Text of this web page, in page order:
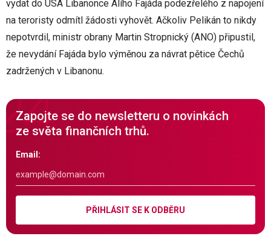
vydat do USA Libanonce Alího Fajáda podezřelého z napojení
na teroristy odmítl žádosti vyhovět. Ačkoliv Pelikán to nikdy
nepotvrdil, ministr obrany Martin Stropnický (ANO) připustil,
že nevydání Fajáda bylo výměnou za návrat pětice Čechů
zadržených v Libanonu.
Zapojte se do newsletteru o novinkách
ze světa finančních trhů.
Email:
PŘIHLÁSIT SE K ODBĚRU